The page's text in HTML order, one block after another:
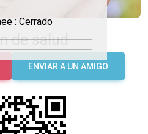
: Cerrado
de salud
ENVIAR A UN AMIGO